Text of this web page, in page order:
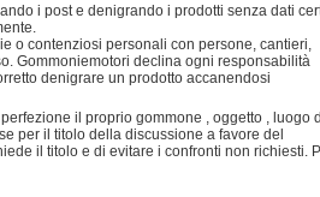
i post e denigrando i prodotti senza dati
o contenziosi personali con persone, cantieri,
Gommoniemotori declina ogni responsabilità
denigrare un prodotto accanendosi
il proprio gommone , oggetto , luogo
per il titolo della discussione a favore del
il titolo e di evitare i confronti non richiesti.